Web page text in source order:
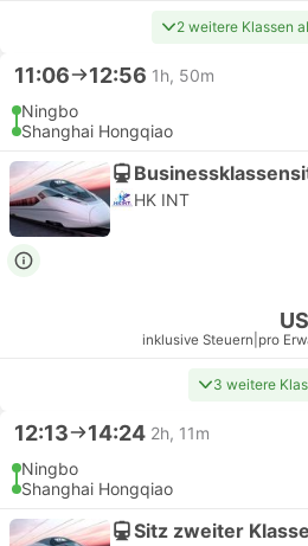
2 weitere Klassen
11:06 12:56 1h, 50m
Ningbo
Shanghai Hongqiao
HK INT
inklusive Steuern pro
3 weitere
12:13 14:24 2h, 11m
Ningbo
Shanghai Hongqiao
Sitz zweiter